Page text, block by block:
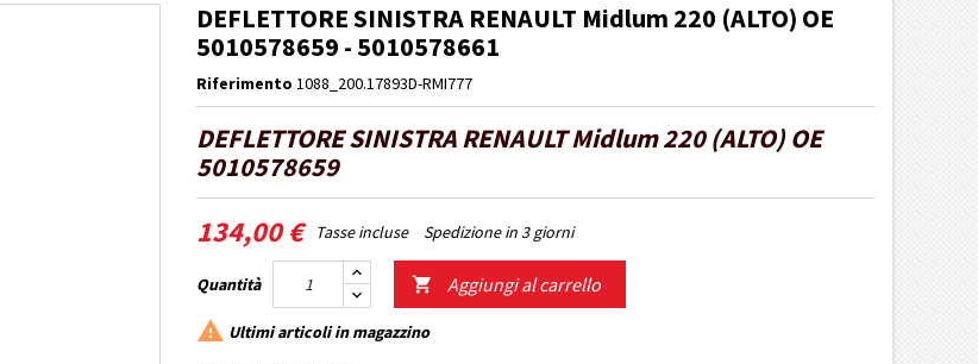
DEFLETTORE SINISTRA RENAULT Midlum 220 (ALTO) OE
5010578659 - 5010578661
Riferimento 1088_200.17893D-RMI777
DEFLETTORE SINISTRA RENAULT Midlum 220 (ALTO) OE
5010578659
134,00 € Tasse incluse Spedizione in 3 giorni
Quantità  Aggiungi al carrello
 Ultimi articoli in magazzino